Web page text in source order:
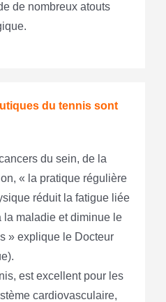
de nombreux atouts
du tennis sont
du sein, de la
« la pratique régulière
réduit la fatigue liée
la maladie et diminue le
» explique le Docteur
est excellent pour les
cardiovasculaire,